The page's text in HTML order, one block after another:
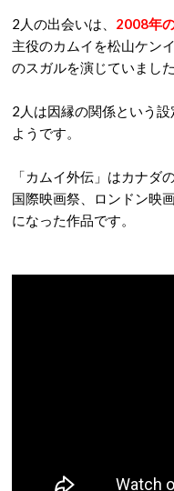
2人の出会いは、 2008年
主役のカムイを松山ケン
のスガルを演じていました
2人は因縁の関係という
ようです。
「カムイ外伝」はカナダ
国際映画祭、ロンドン映
になった作品です。